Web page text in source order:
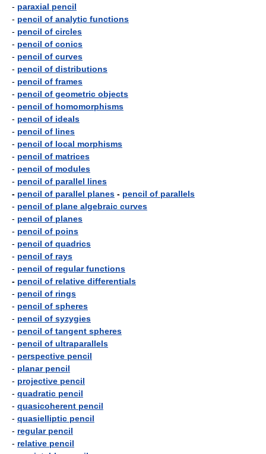
- paraxial pencil
- pencil of analytic functions
- pencil of circles
- pencil of conics
- pencil of curves
- pencil of distributions
- pencil of frames
- pencil of geometric objects
- pencil of homomorphisms
- pencil of ideals
- pencil of lines
- pencil of local morphisms
- pencil of matrices
- pencil of modules
- pencil of parallel lines
- pencil of parallel planes - pencil of parallels
- pencil of plane algebraic curves
- pencil of planes
- pencil of poins
- pencil of quadrics
- pencil of rays
- pencil of regular functions
- pencil of relative differentials
- pencil of rings
- pencil of spheres
- pencil of syzygies
- pencil of tangent spheres
- pencil of ultraparallels
- perspective pencil
- planar pencil
- projective pencil
- quadratic pencil
- quasicoherent pencil
- quasielliptic pencil
- regular pencil
- relative pencil